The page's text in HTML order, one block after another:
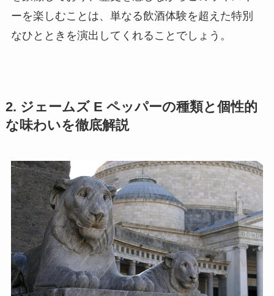
ーを楽しむことは、単なる飲酒体験を超えた特別
なひとときを演出してくれることでしょう。
2. ジェームズ E ペッパーの種類と個性的
な味わいを徹底解説